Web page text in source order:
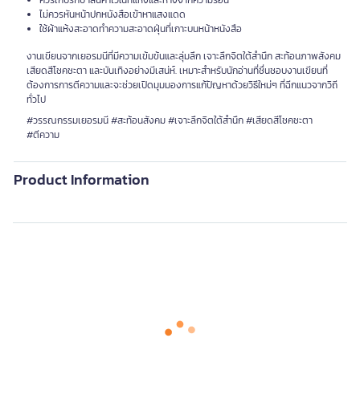
ไม่ควรหันหน้าปกหนังสือเข้าหาแสงแดด
ใช้ผ้าแห้งสะอาดทำความสะอาดฝุ่นที่เกาะบนหน้าหนังสือ
งานเขียนจากเยอรมนีที่มีความเข้มข้นและลุ่มลึก เจาะลึกจิตใต้สำนึก สะท้อนภาพสังคม
เสียดสีโชคชะตา และบันเทิงอย่างมีเสน่ห์. เหมาะสำหรับนักอ่านที่ชื่นชอบงานเขียนที่
ต้องการการตีความและจะช่วยเปิดมุมมองการแก้ปัญหาด้วยวิธีใหม่ๆ ที่ฉีกแนวจากวิถี
ทั่วไป
#วรรณกรรมเยอรมนี #สะท้อนสังคม #เจาะลึกจิตใต้สำนึก #เสียดสีโชคชะตา
#ตีความ
Product Information